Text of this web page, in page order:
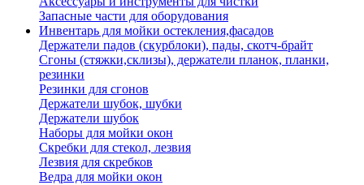
Запасные части для оборудования
Инвентарь для мойки остекления,фасадов
Держатели падов (скурблоки), пады, скотч-брайт
Сгоны (стяжки,склизы), держатели планок, планки,
резинки
Резинки для сгонов
Держатели шубок, шубки
Держатели шубок
Наборы для мойки окон
Скребки для стекол, лезвия
Лезвия для скребков
Ведра для мойки окон